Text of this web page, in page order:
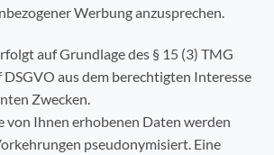
Werbung anzusprechen.
auf Grundlage des § 15 (3) TMG
aus dem berechtigten Interesse
Zwecken.
von Ihnen erhobenen Daten werden
pseudonymisiert. Eine